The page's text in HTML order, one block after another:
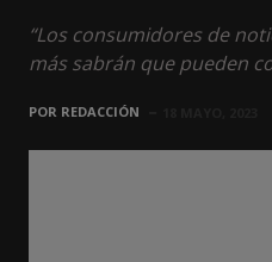
“Los consumidores de
más sabrán que pueden
POR REDACCIÓN